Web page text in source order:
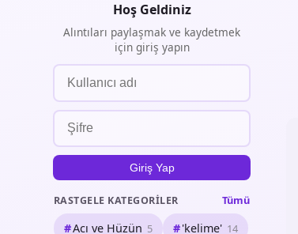
Hoş Geldiniz
Alıntıları paylaşmak ve kaydetmek
için giriş yapın
Giriş Yap
RASTGELE KATEGORILER Tümü
Acı ve Hüzün 5 'kelime' 14